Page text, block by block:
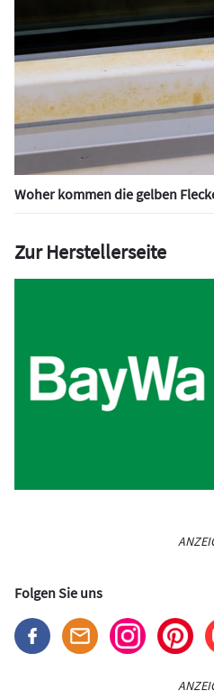
Woher kommen die gelben
Zur Herstellerseite
Folgen Sie uns